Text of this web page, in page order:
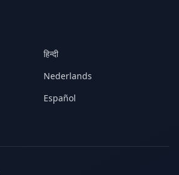
हिन्दी
Nederlands
Español